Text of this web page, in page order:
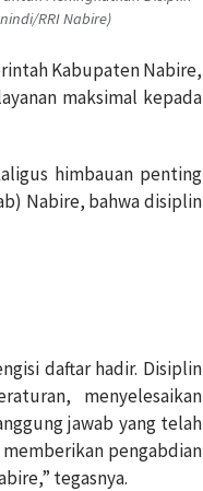
RRI Nabire)
Kabupaten Nabire,
maksimal kepada
himbauan penting
Nabire, bahwa disiplin
daftar hadir. Disiplin
menyelesaikan
jawab yang telah
pengabdian
tegasnya.